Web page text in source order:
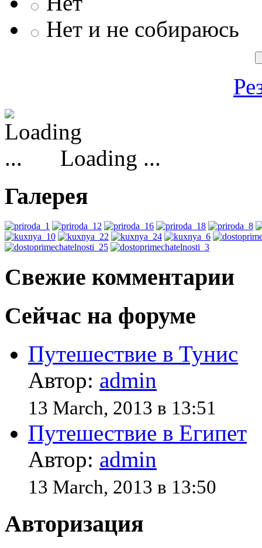
Нет и не собираюсь
Loading ...
Галерея
Свежие комментарии
Сейчас на форуме
Путешествие в Тунис
Автор: admin
13 March, 2013 в 13:51
Путешествие в Египет
Автор: admin
13 March, 2013 в 13:50
Авторизация